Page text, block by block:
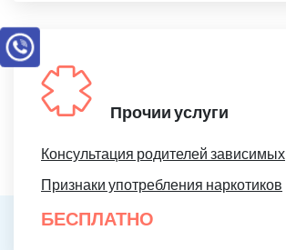
Прочии услуги
Консультация родителей зависимых
Признаки употребления наркотиков
БЕСПЛАТНО